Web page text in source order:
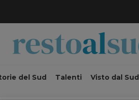
del Sud Talenti Visto dal Sud